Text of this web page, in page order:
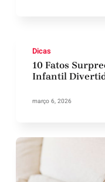
Dicas
10 Fatos
Infantil
março 6, 2026